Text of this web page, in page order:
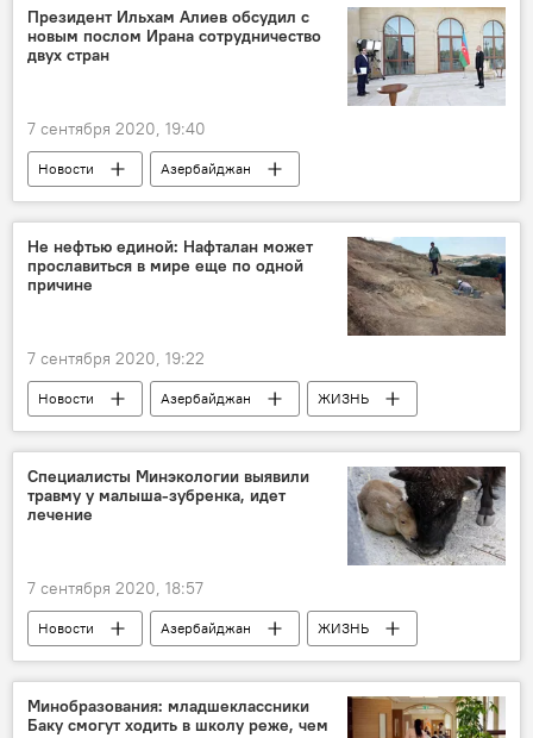
Милли Меджлис АР
Поправки
Президент Ильхам Алиев обсудил с
новым послом Ирана сотрудничество
двух стран
7 сентября 2020, 19:40
Новости
Азербайджан
Новости мира
Политика
Ильхам Алиев
Иран
сотрудничество
Посол
Не нефтью единой: Нафталан может
прославиться в мире еще по одной
причине
7 сентября 2020, 19:22
Новости Азербайджан
ЖИЗНЬ
Культура
Экономика
Нафталан
археологические находки
туризм
Специалисты Минэкологии выявили
травму у малыша-зубренка, идет
лечение
7 сентября 2020, 18:57
Новости Азербайджан
ЖИЗНЬ
Министерство экологии и природных ресурсов АР
Национальный парк "Шахдаг"
Минобразования: младшеклассники
Баку смогут ходить в школу реже, чем